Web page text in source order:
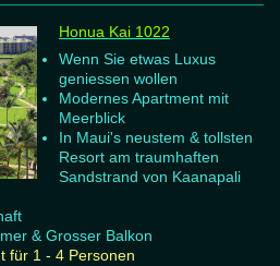
Honua Kai 1022
Wenn Sie etwas Luxus
geniessen wollen
Modernes Apartment mit
Meerblick
In Maui's neustem & tollsten
Resort am traumhaften
Sandstrand von Kaanapali
& Grosser Balkon
für 1 - 4 Personen